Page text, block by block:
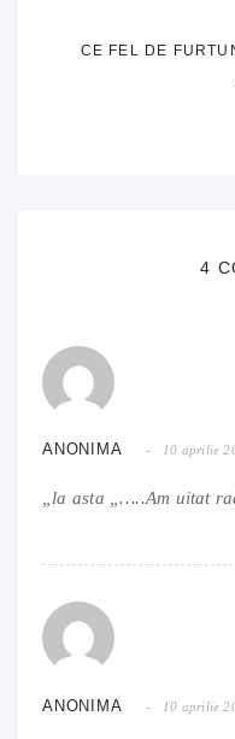
CE FEL DE
4
ANONIMA 10 aprilie
„la asta „…..Am uitat
ANONIMA 10 aprilie